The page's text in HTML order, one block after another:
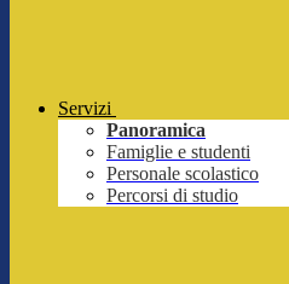
Servizi
Panoramica
Famiglie e studenti
Personale scolastico
Percorsi di studio